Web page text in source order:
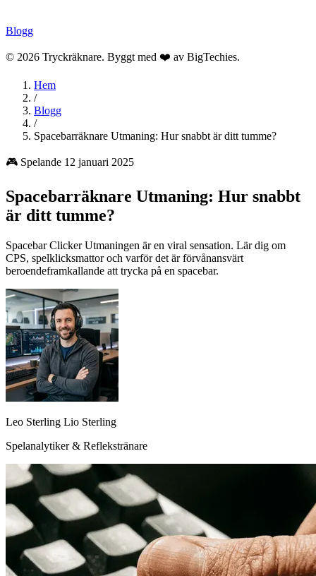
Blogg
© 2026 Tryckräknare. Byggt med ❤️ av BigTechies.
Hem
/
Blogg
/
Spacebarräknare Utmaning: Hur snabbt är ditt tumme?
🎮️ Spelande 12 januari 2025
Spacebarräknare Utmaning: Hur snabbt
är ditt tumme?
Spacebar Clicker Utmaningen är en viral sensation. Lär dig om
CPS, spelklicksmattor och varför det är förvånansvärt
beroendeframkallande att trycka på en spacebar.
Leo Sterling Lio Sterling
Spelanalytiker & Reflekstränare